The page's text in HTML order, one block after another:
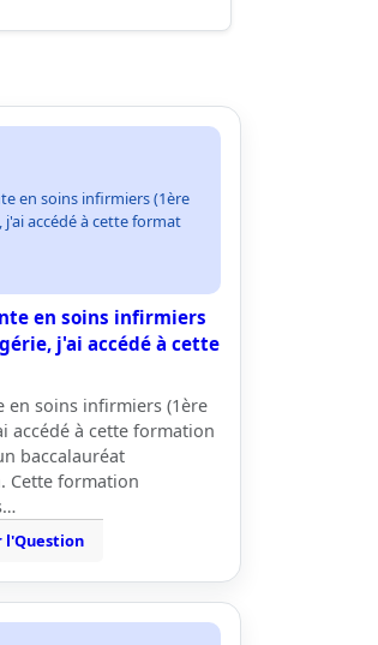
en soins infirmiers (1ère
j'ai accédé à cette format
en soins infirmiers
j'ai accédé à cette
en soins infirmiers (1ère
accédé à cette formation
baccalauréat
Cette formation
l'Question